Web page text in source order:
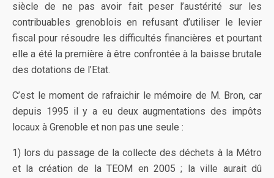
siècle de ne pas avoir fait peser l’austérité sur les
contribuables grenoblois en refusant d’utiliser le levier
fiscal pour résoudre les difficultés financières et pourtant
elle a été la première à être confrontée à la baisse brutale
des dotations de l’Etat.
C’est le moment de rafraichir le mémoire de M. Bron, car
depuis 1995 il y a eu deux augmentations des impôts
locaux à Grenoble et non pas une seule :
1) lors du passage de la collecte des déchets à la Métro
et la création de la TEOM en 2005 ; la ville aurait dû